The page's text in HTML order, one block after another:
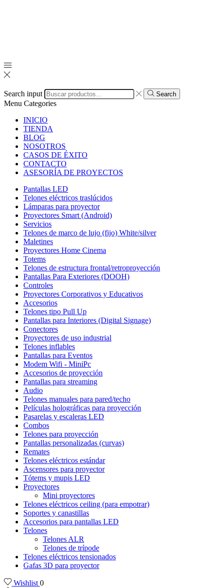
Search input Search
Menu Categories
INICIO
TIENDA
BLOG
NOSOTROS
CASOS DE ÉXITO
CONTACTO
ASESORÍA DE PROYECTOS
Pantallas LED
Telones eléctricos traslúcidos
Lámparas para proyector
Proyectores Smart (Android)
Servicios
Telones de marco de lujo (fijo) White/silver
Maletines
Proyectores Home Cinema
Totems
Telones de estructura frontal/retroproyección
Pantallas Para Exteriores (DOOH)
Controles
Proyectores Corporativos y Educativos
Accesorios
Telones tipo Pull Up
Pantallas para Interiores (Digital Signage)
Conectores
Proyectores de uso industrial
Telones inflables
Pantallas para Eventos
Modem Wifi - MiniPc
Accesorios de proyección
Pantallas para streaming
Audio
Telones manuales para pared/techo
Películas holográficas para proyección
Pasarelas y escaleras LED
Combos
Telones para proyección
Pantallas personalizadas (curvas)
Remates
Telones eléctricos estándar
Ascensores para proyector
Tótems y mupis LED
Proyectores
Mini proyectores
Telones eléctricos ceiling (para empotrar)
Soportes y canastillas
Accesorios para pantallas LED
Telones
Telones ALR
Telones de trípode
Telones eléctricos tensionados
Gafas 3D para proyector
Wishlist 0